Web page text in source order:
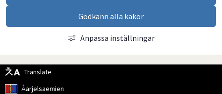
Godkänn alla kakor
Anpassa inställningar
Translate
Åarjelsaemien